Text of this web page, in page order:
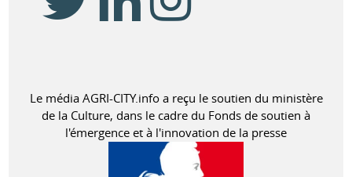
Le média AGRI-CITY.info a reçu le soutien du ministère
de la Culture, dans le cadre du Fonds de soutien à
l'émergence et à l'innovation de la presse